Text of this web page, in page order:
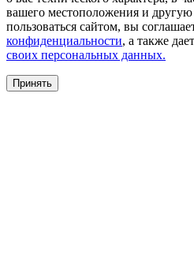
вашего местоположения и
пользоваться сайтом, вы
конфиденциальности, а также
своих персональных данных.
Принять